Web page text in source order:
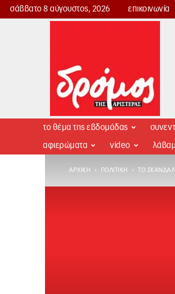
σάββατο 8 αύγουστος, 2026 επικοινωνία
Δρόμος
το θέμα της εβδομάδας
αφιερώματα video
ΑΡΧΙΚΉ ΠΟΛΙΤΙΚΉ TO